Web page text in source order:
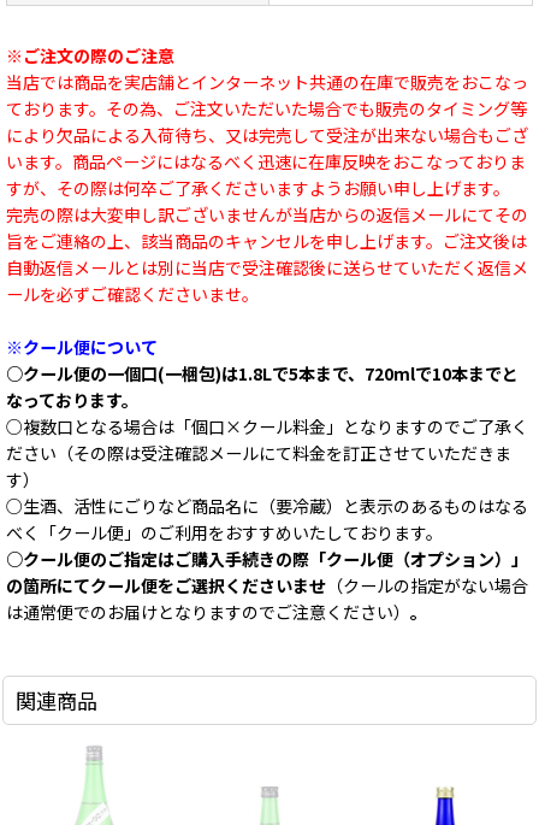
※ご注文の際のご注意
当店では商品を実店舗とインターネット共通の在庫で販売をおこなっ
ております。その為、ご注文いただいた場合でも販売のタイミング等
により欠品による入荷待ち、又は完売して受注が出来ない場合もござ
います。商品ページにはなるべく迅速に在庫反映をおこなっておりま
すが、その際は何卒ご了承くださいますようお願い申し上げます。
完売の際は大変申し訳ございませんが当店からの返信メールにてその
旨をご連絡の上、該当商品のキャンセルを申し上げます。ご注文後は
自動返信メールとは別に当店で受注確認後に送らせていただく返信メ
ールを必ずご確認くださいませ。
※クール便について
○クール便の一個口(一梱包)は1.8Lで5本まで、720mlで10本までと
なっております。
○複数口となる場合は「個口×クール料金」となりますのでご了承く
ださい（その際は受注確認メールにて料金を訂正させていただきま
す）
○生酒、活性にごりなど商品名に（要冷蔵）と表示のあるものはなる
べく「クール便」のご利用をおすすめいたしております。
○クール便のご指定はご購入手続きの際「クール便（オプション）」
の箇所にてクール便をご選択くださいませ （クールの指定がない場合
は通常便でのお届けとなりますのでご注意ください） 。
関連商品